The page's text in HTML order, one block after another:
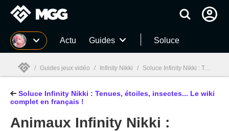
MGG Actu Guides Soluce
MGG
/ Guides jeux vidéo / Infinity Nikki / Soluce Infinity Nikki : Tenues, étoiles, insectes... Le wiki complet en français !
Soluce Infinity Nikki : Tenues, étoiles, insectes... Le wiki
complet en français !
Animaux Infinity Nikki :